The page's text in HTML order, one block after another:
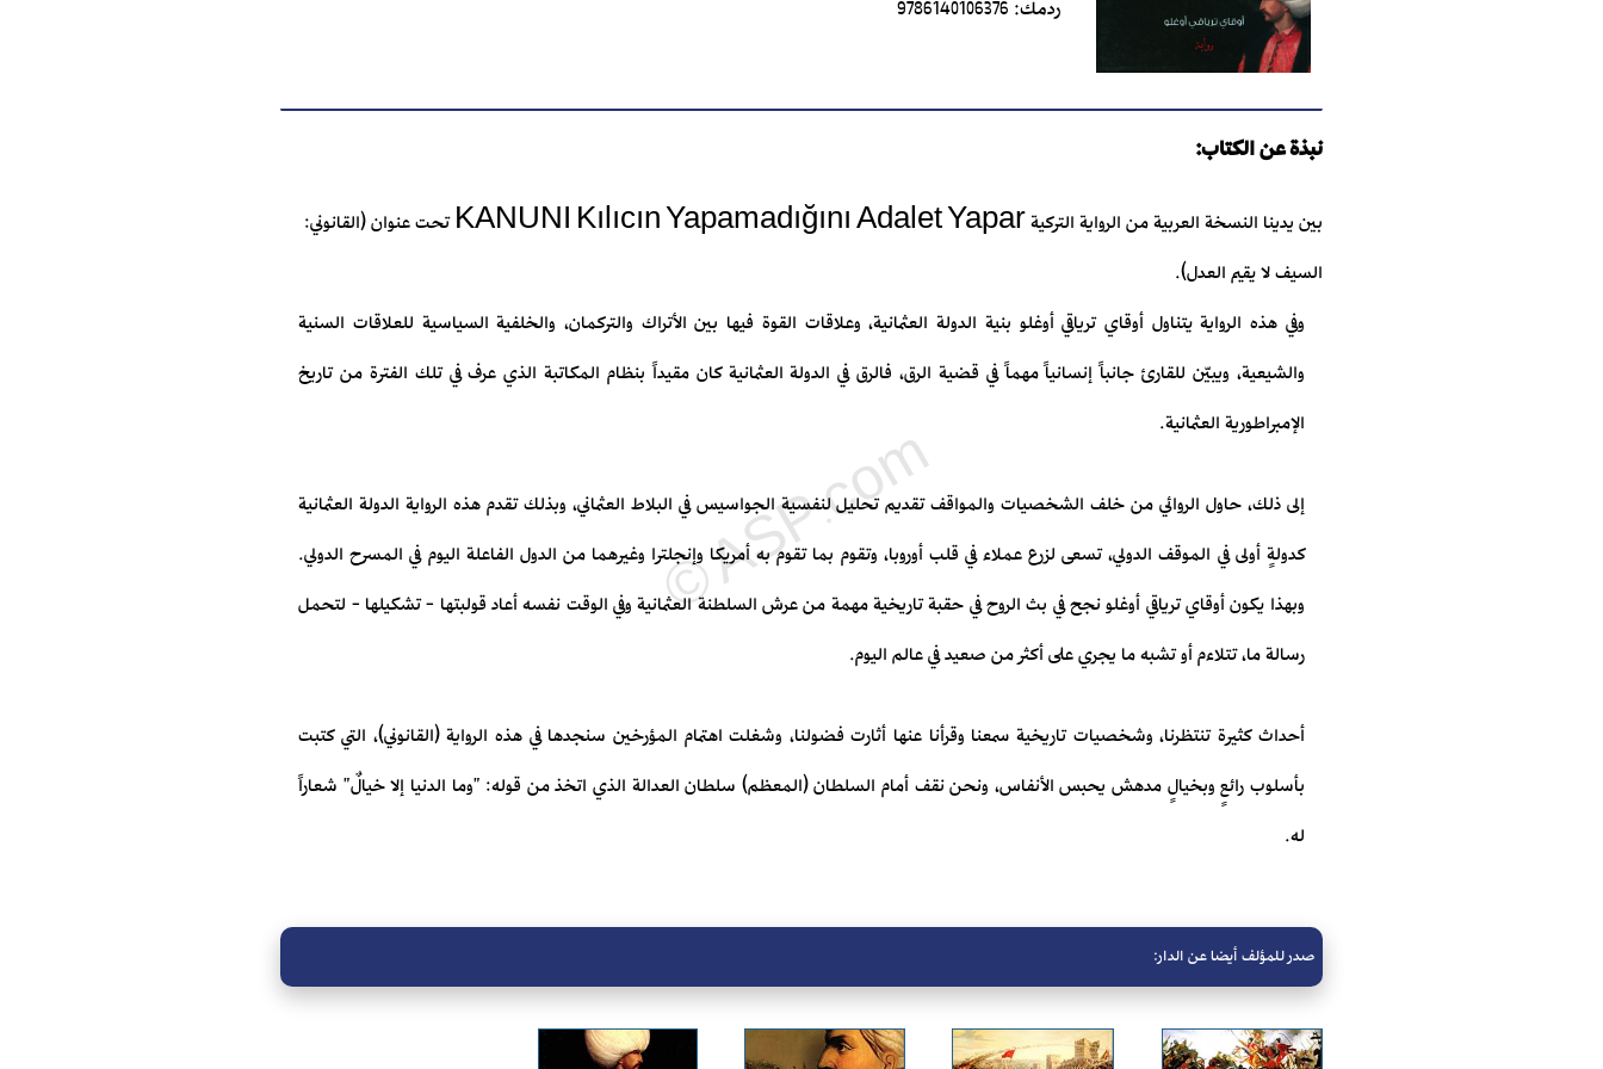
نبذة عن الكتاب:
بين يدينا النسخة العربية من الرواية التركية KANUNI Kılıcın Yapamadığını Adalet Yapar تحت عنوان (القانوني:
السيف لا يقيم العدل).
وفي هذه الرواية يتناول أوقاي ترياقي أوغلو بنية الدولة العثمانية، وعلاقات القوة فيها بين الأتراك والتركمان، والخلفية السياسية للعلاقات السنية
والشيعية، ويبيّن للقارئ جانباً إنسانياً مهماً في قضية الرق، فالرق في الدولة العثمانية كان مقيداً بنظام المكاتبة الذي عرف في تلك الفترة من تاريخ
الإمبراطورية العثمانية.
إلى ذلك، حاول الروائي من خلف الشخصيات والمواقف تقديم تحليل لنفسية الجواسيس في البلاط العثماني، وبذلك تقدم هذه الرواية الدولة العثمانية
كدولةٍ أولى في الموقف الدولي، تسعى لزرع عملاء في قلب أوروبا، وتقوم بما تقوم به أمريكا وإنجلترا وغيرهما من الدول الفاعلة اليوم في المسرح الدولي.
وبهذا يكون أوقاي ترياقي أوغلو نجح في بث الروح في حقبة تاريخية مهمة من عرش السلطنة العثمانية وفي الوقت نفسه أعاد قولبتها - تشكيلها - لتحمل
رسالة ما، تتلاءم أو تشبه ما يجري على أكثر من صعيد في عالم اليوم.
أحداث كثيرة تنتظرنا، وشخصيات تاريخية سمعنا وقرأنا عنها أثارت فضولنا، وشغلت اهتمام المؤرخين سنجدها في هذه الرواية (القانوني)، التي كتبت
بأسلوب رائعٍ وبخيالٍ مدهش يحبس الأنفاس، ونحن نقف أمام السلطان (المعظم) سلطان العدالة الذي اتخذ من قوله: "وما الدنيا إلا خيالٌ" شعاراً
له.
صدر للمؤلف أيضا عن الدار: